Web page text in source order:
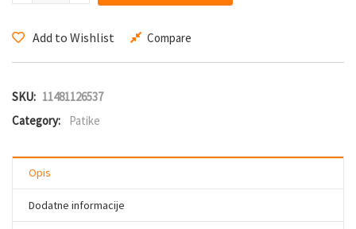
Add to Wishlist Compare
SKU: 11481126537
Category:
Patike
Opis
Dodatne informacije